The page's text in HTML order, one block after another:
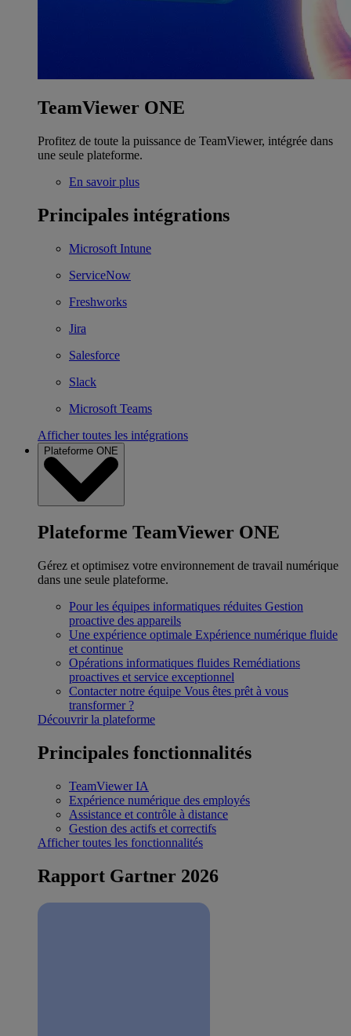
TeamViewer ONE
Profitez de toute la puissance de TeamViewer, intégrée dans
une seule plateforme.
En savoir plus
Principales intégrations
Microsoft Intune
ServiceNow
Freshworks
Jira
Salesforce
Slack
Microsoft Teams
Afficher toutes les intégrations
Plateforme ONE
Plateforme TeamViewer ONE
Gérez et optimisez votre environnement de travail numérique
dans une seule plateforme.
Pour les équipes informatiques réduites Gestion
proactive des appareils
Une expérience optimale Expérience numérique fluide
et continue
Opérations informatiques fluides Remédiations
proactives et service exceptionnel
Contacter notre équipe Vous êtes prêt à vous
transformer ?
Découvrir la plateforme
Principales fonctionnalités
TeamViewer IA
Expérience numérique des employés
Assistance et contrôle à distance
Gestion des actifs et correctifs
Afficher toutes les fonctionnalités
Rapport Gartner 2026